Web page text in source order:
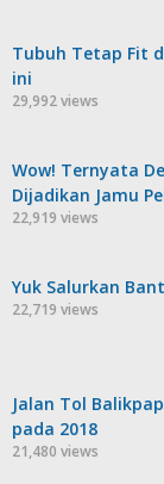
Tubuh Tetap Fit
ini
29,992 views
Wow! Ternyata
Dijadikan Jamu
22,919 views
Yuk Salurkan
22,719 views
Jalan Tol
pada 2018
21,480 views